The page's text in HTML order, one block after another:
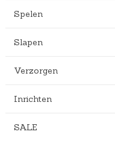
Spelen
Slapen
Verzorgen
Inrichten
SALE